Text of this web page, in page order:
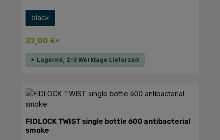
abgerundeten Enden bietet sie eine verbesserte
Rahmenkompatibilität und ermöglicht ein intuitives
Deckel mit selbstschließender Membran gewährleistet
einen hohen Wasserdurchfluss und ist auslaufsicher.
Zudem sorgt die abnehmbare Schmutzkappe dafür,
dass das Mundstück auch bei hängender Montage
Upgrade ermöglicht. Sie kommt ohne fahrradseitige
Halterung und eignet sich ideal zum Nachrüsten,
wenn das Bike bereits mit einer TWIST bike base oder
besteht aus weichem, BPA-freiem Material und ist
spülmaschinengeeignet.FeaturesLieferung ohne
Farbe
black
32,00 €*
Lagernd, 2-3 Werktage Lieferzeit
FIDLOCK TWIST single bottle 600 antibacterial
smoke